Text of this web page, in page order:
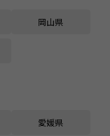
岡山県
愛媛県